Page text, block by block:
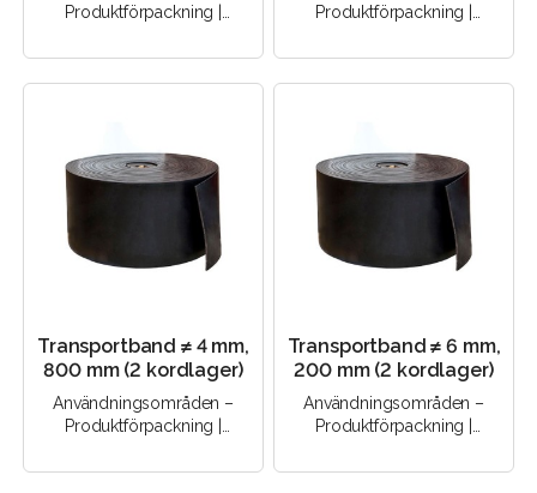
Produktförpackning |
Transportutrustning |
Produktion | Produkt..
Produktförpackning |
Transportutrustning |
Produktion | Produkt..
Transportband ≠ 4 mm,
800 mm (2 kordlager)
Användningsområden –
Produktförpackning |
Transportutrustning |
Transportband ≠ 6 mm,
200 mm (2 kordlager)
Användningsområden –
Produktförpackning |
Transportutrustning |